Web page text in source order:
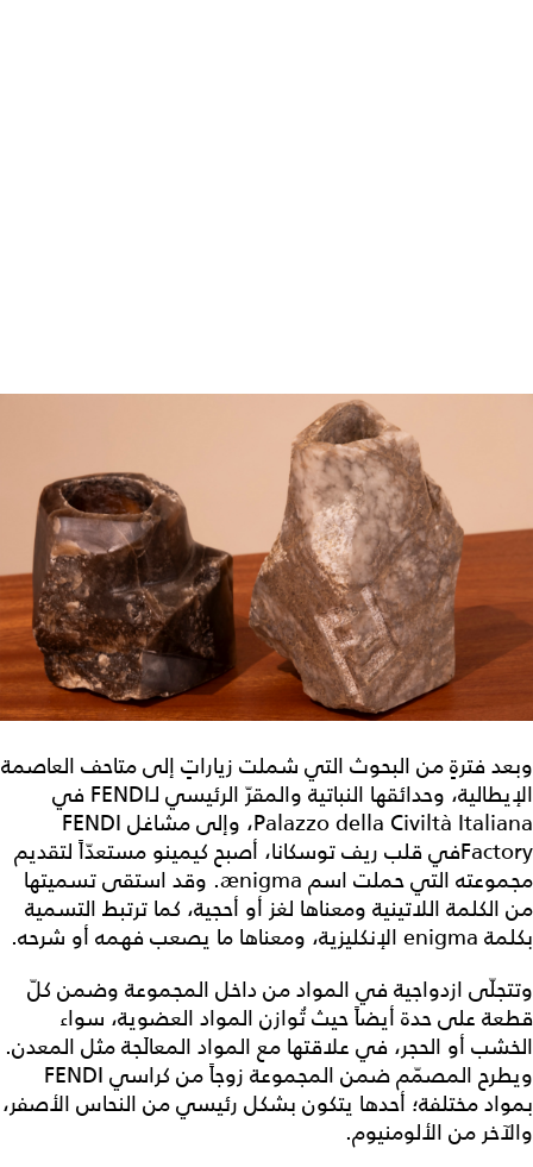
وبعد فترةٍ من البحوث التي شملت زياراتٍ إلى متاحف العاصمة
الإيطالية، وحدائقها النباتية والمقرّ الرئيسي لـFENDI في
Palazzo della Civiltà Italiana، وإلى مشاغل FENDI
Factoryفي قلب ريف توسكانا، أصبح كيمينو مستعدّاً لتقديم
مجموعته التي حملت اسم ænigma. وقد استقى تسميتها
من الكلمة اللاتينية ومعناها لغز أو أحجية، كما ترتبط التسمية
بكلمة enigma الإنكليزية، ومعناها ما يصعب فهمه أو شرحه.
وتتجلّى ازدواجية في المواد من داخل المجموعة وضمن كلّ
قطعة على حدة أيضاً حيث تُوازن المواد العضوية، سواء
الخشب أو الحجر، في علاقتها مع المواد المعالَجة مثل المعدن.
ويطرح المصمّم ضمن المجموعة زوجاً من كراسي FENDI
بمواد مختلفة؛ أحدها يتكون بشكل رئيسي من النحاس الأصفر،
والآخر من الألومنيوم.